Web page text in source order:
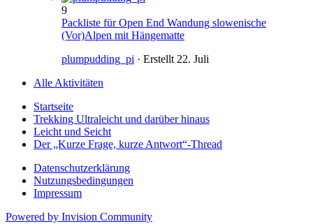
9
Packliste für Open End Wandung slowenische
(Vor)Alpen mit Hängematte
plumpudding_pi · Erstellt22. Juli
Alle Aktivitäten
Startseite
Trekking Ultraleicht und darüber hinaus
Leicht und Seicht
Der „Kurze Frage, kurze Antwort“-Thread
Datenschutzerklärung
Nutzungsbedingungen
Impressum
Powered by Invision Community